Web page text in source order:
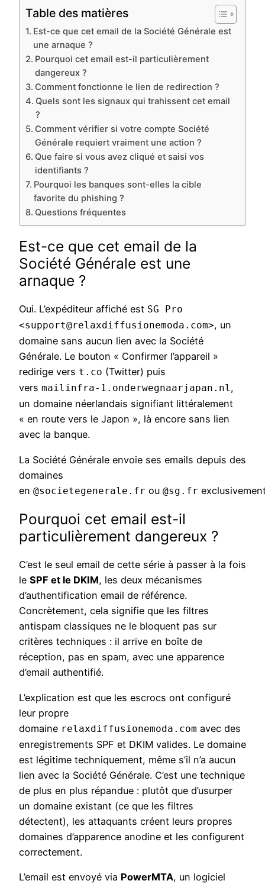
Table des matières
Est-ce que cet email de la Société Générale est
une arnaque ?
Pourquoi cet email est-il particulièrement
dangereux ?
Comment fonctionne le lien de redirection ?
Quels sont les signaux qui trahissent cet email
?
Comment vérifier si votre compte Société
Générale requiert vraiment une action ?
Que faire si vous avez cliqué et saisi vos
identifiants ?
Pourquoi les banques sont-elles la cible
favorite du phishing ?
Questions fréquentes
Est-ce que cet email de la
Société Générale est une
arnaque ?
Oui. L’expéditeur affiché est SG Pro
<support@relaxdiffusionemoda.com>, un
domaine sans aucun lien avec la Société
Générale. Le bouton « Confirmer l’appareil »
redirige vers t.co (Twitter) puis
vers mailinfra-1.onderwegnaarjapan.nl,
un domaine néerlandais signifiant littéralement
« en route vers le Japon », là encore sans lien
avec la banque.
La Société Générale envoie ses emails depuis des
domaines
en @societegenerale.fr ou @sg.fr
Pourquoi cet email est-il
particulièrement dangereux ?
C’est le seul email de cette série à passer à la fois
le SPF et le DKIM, les deux mécanismes
d’authentification email de référence.
Concrètement, cela signifie que les filtres
antispam classiques ne le bloquent pas sur
critères techniques : il arrive en boîte de
réception, pas en spam, avec une apparence
d’email authentifié.
L’explication est que les escrocs ont configuré
leur propre
domaine relaxdiffusionemoda.com avec des
enregistrements SPF et DKIM valides. Le domaine
est légitime techniquement, même s’il n’a aucun
lien avec la Société Générale. C’est une technique
de plus en plus répandue : plutôt que d’usurper
un domaine existant (ce que les filtres
détectent), les attaquants créent leurs propres
domaines d’apparence anodine et les configurent
correctement.
L’email est envoyé via PowerMTA, un logiciel